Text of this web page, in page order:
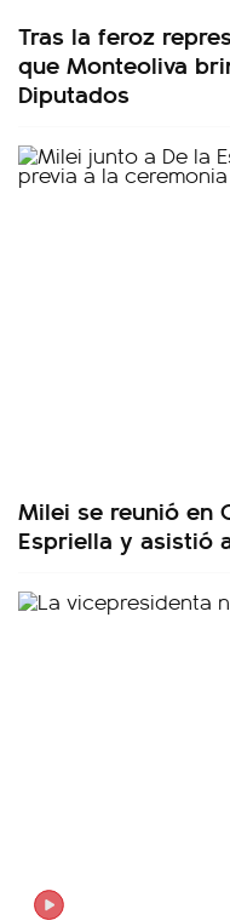
Tras la feroz
que Monteoliva
Diputados
Milei se reunió en
Espriella y asistió